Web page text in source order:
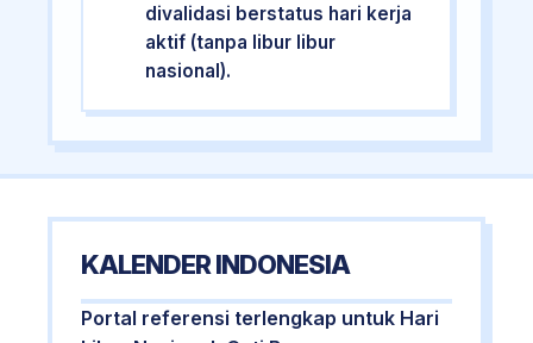
divalidasi berstatus hari kerja
aktif (tanpa libur libur
nasional).
KALENDER INDONESIA
Portal referensi terlengkap untuk Hari